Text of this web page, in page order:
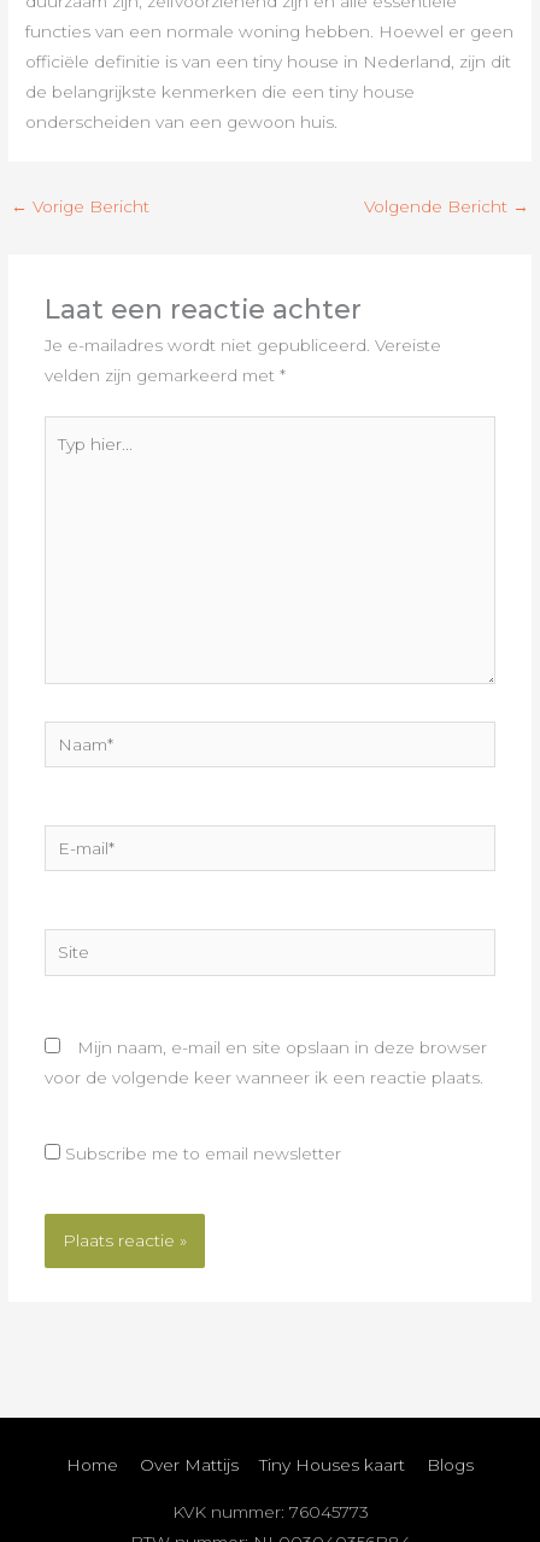
functies van een normale woning hebben. Hoewel er geen
officiële definitie is van een tiny house in Nederland, zijn dit
de belangrijkste kenmerken die een tiny house
onderscheiden van een gewoon huis.
← Vorige Bericht Volgende Bericht →
Laat een reactie achter
Je e-mailadres wordt niet gepubliceerd. Vereiste
velden zijn gemarkeerd met *
hier...
mail*
Site
Mijn naam, e-mail en site opslaan in deze browser
voor de volgende keer wanneer ik een reactie plaats.
Subscribe me to email newsletter
Home Over Mattijs Tiny Houses kaart Blogs
KVK nummer: 76045773